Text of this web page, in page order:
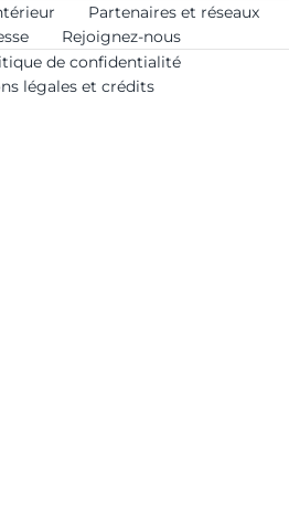
Partenaires et réseaux
Rejoignez-nous
de confidentialité
légales et crédits